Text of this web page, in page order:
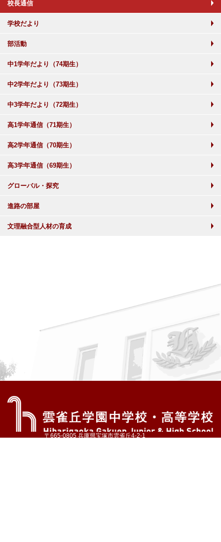
校長通信
学校だより
部活動
中1学年だより（74期生）
中2学年だより（73期生）
中3学年だより（72期生）
高1学年通信（71期生）
高2学年通信（70期生）
高3学年通信（69期生）
グローバル・探究
進路の部屋
文理融合型人材の育成
〒665-0805 兵庫県宝塚市雲雀丘4-2-1